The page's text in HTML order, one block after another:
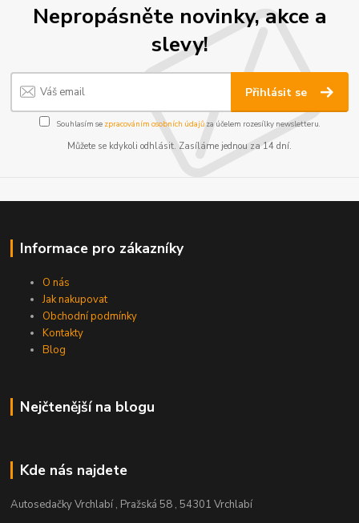
Nepropásněte novinky, akce a
slevy!
Přihlásit se
Souhlasím se zpracováním osobních údajůza účelem rozesílky newsletteru.
Můžete se kdykoli odhlásit. Zasíláme jednou za 14 dní.
Informace pro zákazníky
O nás
Jak nakupovat
Obchodní podmínky
Kontakty
Blog
Nejčtenější na blogu
Kde nás najdete
Autosedačky Vrchlabí , Pražská 58 , 54301 Vrchlabí